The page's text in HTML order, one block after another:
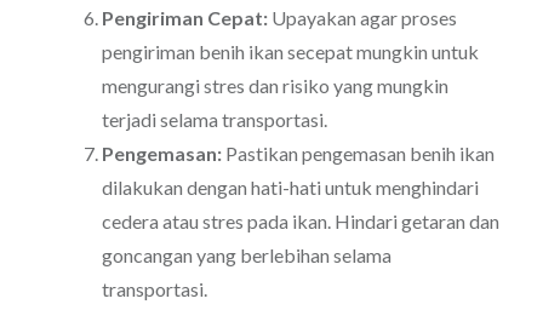
Pengiriman Cepat:Upayakan agar proses
pengiriman benih ikan secepat mungkin untuk
mengurangi stres dan risiko yang mungkin
terjadi selama transportasi.
Pengemasan:Pastikan pengemasan benih ikan
dilakukan dengan hati-hati untuk menghindari
cedera atau stres pada ikan. Hindari getaran dan
goncangan yang berlebihan selama
transportasi.